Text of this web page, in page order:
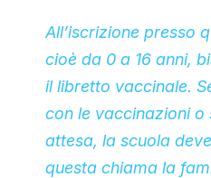
All’iscrizione presso
cioè da 0 a 16 anni,
il libretto vaccinale.
con le vaccinazioni o
attesa, la scuola
questa chiama la